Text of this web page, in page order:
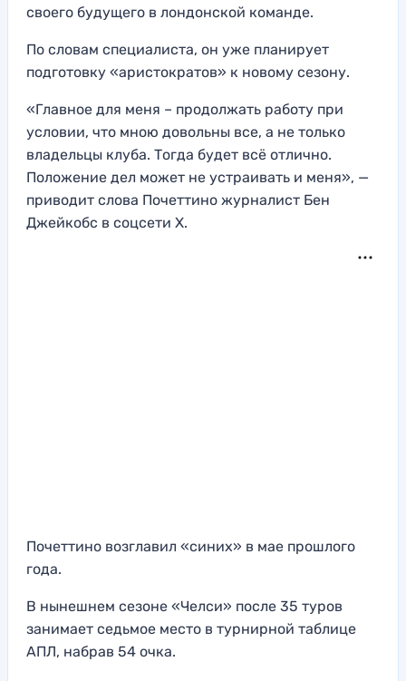
своего будущего в лондонской команде.
По словам специалиста, он уже планирует
подготовку «аристократов» к новому сезону.
«Главное для меня – продолжать работу при
условии, что мною довольны все, а не только
владельцы клуба. Тогда будет всё отлично.
Положение дел может не устраивать и меня», —
приводит слова Почеттино журналист Бен
Джейкобс в соцсети X.
Почеттино возглавил «синих» в мае прошлого
года.
В нынешнем сезоне «Челси» после 35 туров
занимает седьмое место в турнирной таблице
АПЛ, набрав 54 очка.